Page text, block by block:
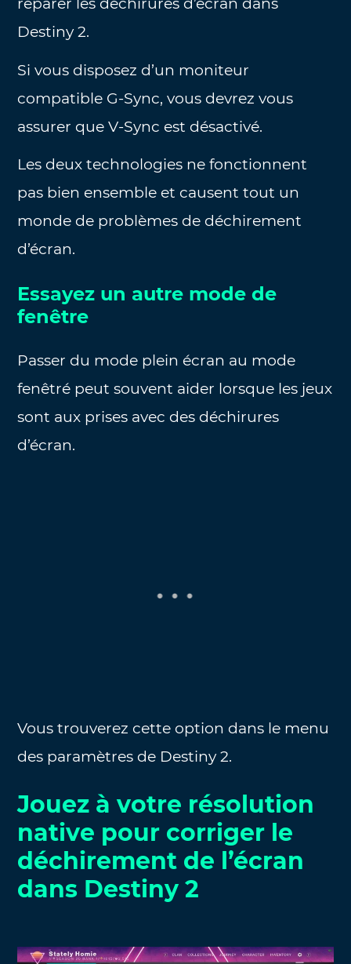
Destiny 2.
Si vous disposez d’un moniteur
compatible G-Sync, vous devrez vous
assurer que V-Sync est désactivé.
Les deux technologies ne fonctionnent
pas bien ensemble et causent tout un
monde de problèmes de déchirement
d’écran.
Essayez un autre mode de
fenêtre
Passer du mode plein écran au mode
fenêtré peut souvent aider lorsque les jeux
sont aux prises avec des déchirures
d’écran.
Vous trouverez cette option dans le menu
des paramètres de Destiny 2.
Jouez à votre résolution
native pour corriger le
déchirement de l’écran
dans Destiny 2